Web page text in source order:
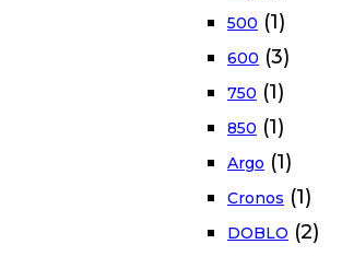
500 (1)
600 (3)
750 (1)
850 (1)
Argo (1)
Cronos (1)
DOBLO (2)